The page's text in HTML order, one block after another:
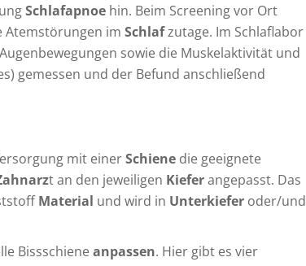
Schlafapnoe hin. Beim Screening vor Ort
Atemstörungen im Schlafzutage. Im Schlaflabor
sowie die Muskelaktivität und
gemessen und der Befund anschließend
mit einerSchiene die geeignete
t an den jeweiligen Kieferangepasst. Das
Material und wird in Unterkiefer oder/und
Bissschiene anpassen. Hier gibt es vier